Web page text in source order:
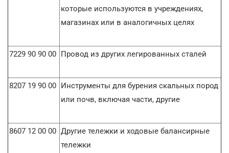
которые используются в учреждениях,
магазинах или в аналогичных целях
7229 90 90 00 Провод из других легированных сталей
8207 19 90 00 Инструменты для бурения скальных пород
или почв, включая части, другие
8607 12 00 00 Другие тележки и ходовые балансирные
тележки